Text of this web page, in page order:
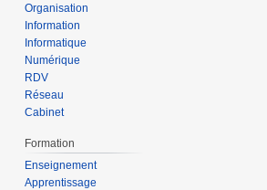
Organisation
Information
Informatique
Numérique
RDV
Réseau
Cabinet
Formation
Enseignement
Apprentissage